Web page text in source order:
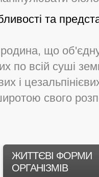
та
що
по всій суші
і
свого
ЖИТТЄВІ ФОРМИ
ОРГАНІЗМІВ